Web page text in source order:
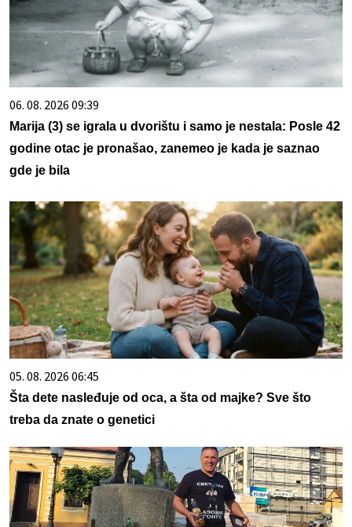
06. 08. 2026 09:39
Marija (3) se igrala u dvorištu i samo je nestala: Posle 42
godine otac je pronašao, zanemeo je kada je saznao
gde je bila
05. 08. 2026 06:45
Šta dete nasleđuje od oca, a šta od majke? Sve što
treba da znate o genetici